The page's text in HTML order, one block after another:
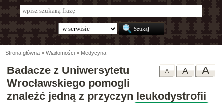
Strona główna > Wiadomości > Medycyna
A
A
A
Badacze z Uniwersytetu
Wrocławskiego pomogli
znaleźć jedną z przyczyn leukodystrofii